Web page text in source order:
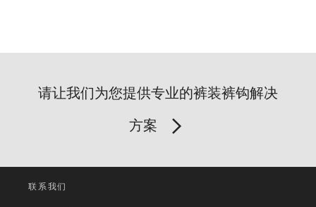
请让我们为您提供专业的裤装裤钩解决
方案
联系我们